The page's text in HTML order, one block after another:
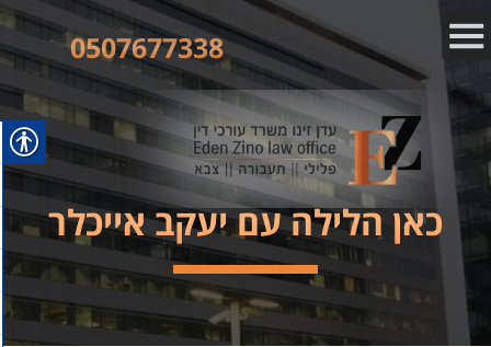
0507677338
כאן הלילה עם יעקב אייכלר